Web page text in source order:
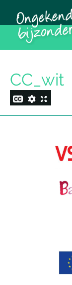
CC_wit